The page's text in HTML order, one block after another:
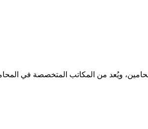
ويُعد من المكاتب المتخصصة في